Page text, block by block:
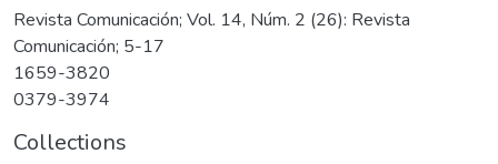
Revista Comunicación; Vol. 14, Núm. 2 (26): Revista
Comunicación; 5-17
1659-3820
0379-3974
Collections